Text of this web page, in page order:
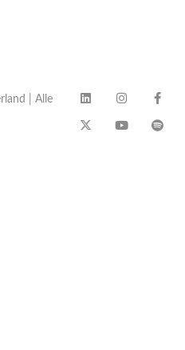
| Alle